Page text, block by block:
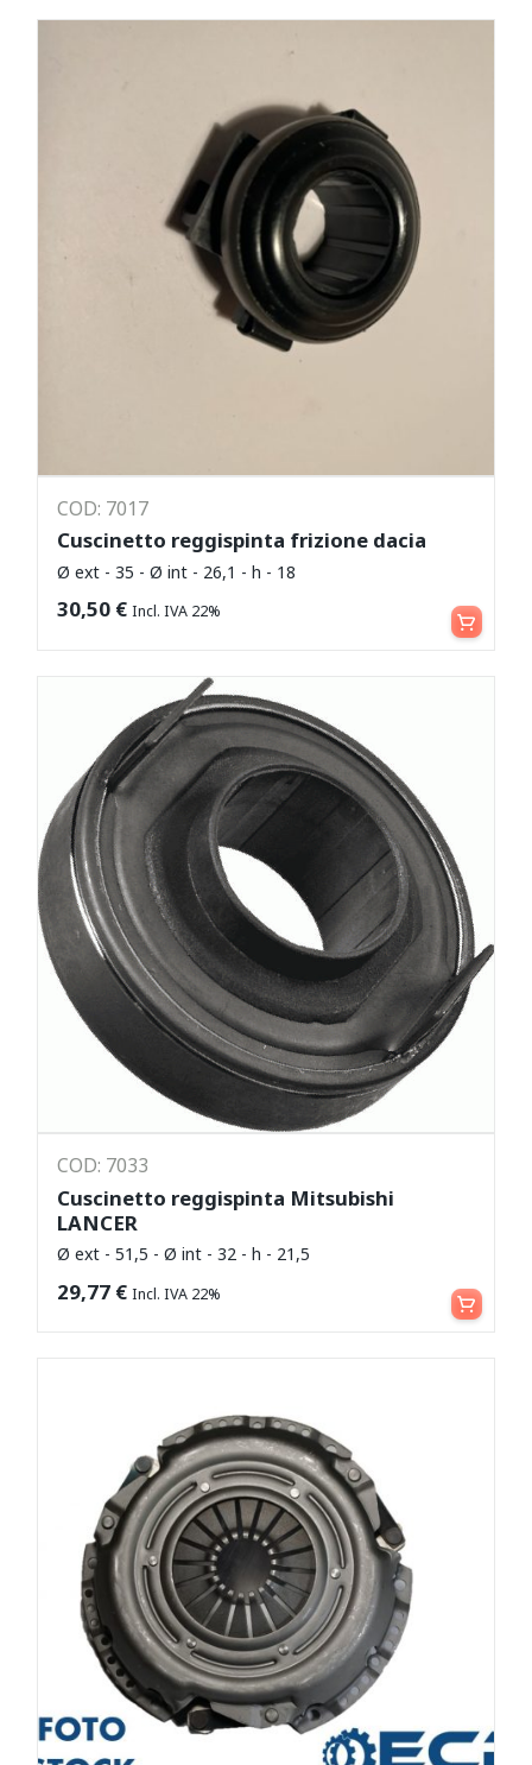
COD: 7017
Cuscinetto reggispinta frizione dacia
Ø ext - 35 - Ø int - 26,1 - h - 18
30,50 € Incl. IVA 22% Aggiungi al carrello
COD: 7033
Cuscinetto reggispinta Mitsubishi
LANCER
Ø ext - 51,5 - Ø int - 32 - h - 21,5
29,77 € Incl. IVA 22% Aggiungi al carrello